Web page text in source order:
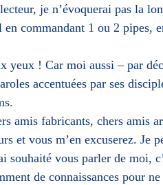
je n’évoquerai pas la
commandant 1 ou 2 pipes,
yeux ! Car moi aussi – par
accentuées par ses
amis fabricants, chers amis
et vous m’en excuserez. Je
souhaité vous parler de moi,
de connaissances pour